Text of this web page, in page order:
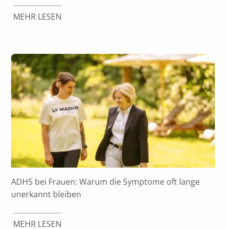
MEHR LESEN
ADHS bei Frauen: Warum die Symptome oft lange
unerkannt bleiben
MEHR LESEN